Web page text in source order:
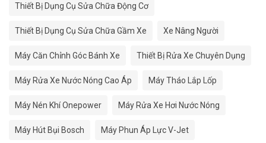
Thiết Bị Dụng Cụ Sửa Chữa Động Cơ
Thiết Bị Dụng Cụ Sửa Chữa Gầm Xe Xe Nâng Người
Máy Căn Chỉnh Góc Bánh Xe Thiết Bị Rửa Xe Chuyên Dụng
Máy Rửa Xe Nước Nóng Cao Áp Máy Tháo Lắp Lốp
Máy Nén Khí Onepower Máy Rửa Xe Hơi Nước Nóng
Máy Hút Bụi Bosch Máy Phun Áp Lực V-Jet